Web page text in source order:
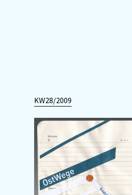
KW28/2009